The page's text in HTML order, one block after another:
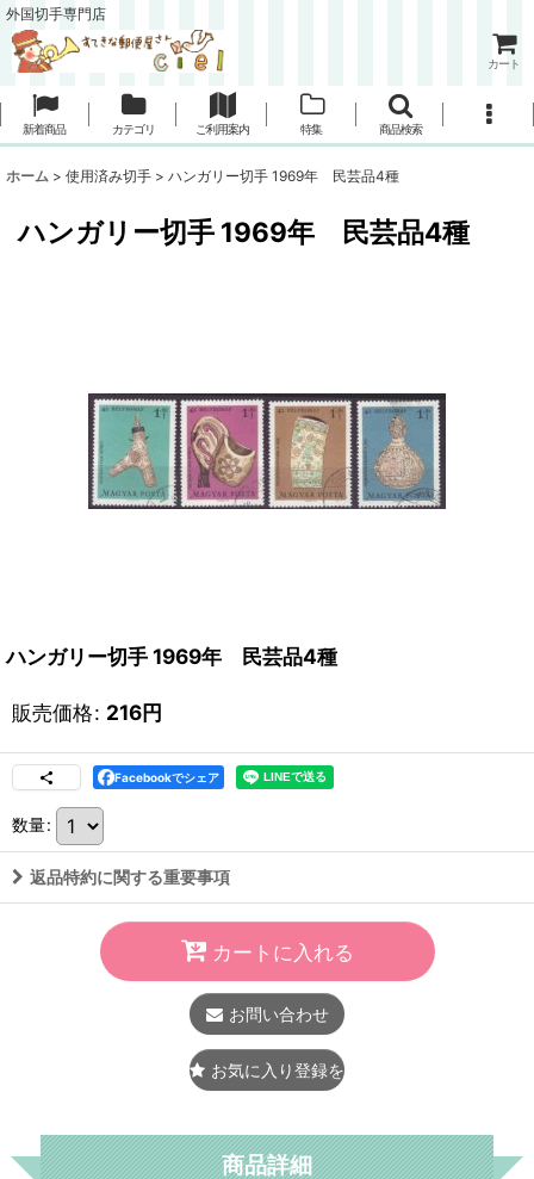
外国切手専門店
カート
新着商品 カテゴリ ご利用案内 特集 商品検索
ホーム > 使用済み切手 > ハンガリー切手 1969年 民芸品4種
ハンガリー切手 1969年 民芸品4種
ハンガリー切手 1969年 民芸品4種
販売価格: 216円
Facebookでシェア
数量:
返品特約に関する重要事項
カートに入れる
お問い合わせ
お気に入り登録をする
商品詳細